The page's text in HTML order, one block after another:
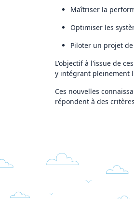
Maîtriser la
Optimiser les
Piloter un projet
L'objectif à l'issue de
y intégrant pleinement
Ces nouvelles
répondent à des